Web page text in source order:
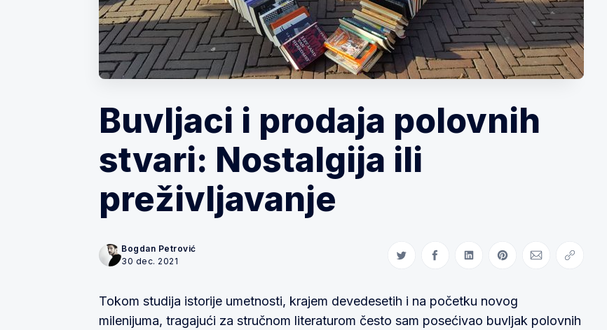
Buvljaci i prodaja polovnih
stvari: Nostalgija ili
preživljavanje
Bogdan Petrović
30 dec. 2021
Share on Twitter
Share on Facebook
Share on LinkedIn
Share on Pinterest
Share via Email
Copy link
Tokom studija istorije umetnosti, krajem devedesetih i na početku novog
milenijuma, tragajući za stručnom literaturom često sam posećivao buvljak polovnih